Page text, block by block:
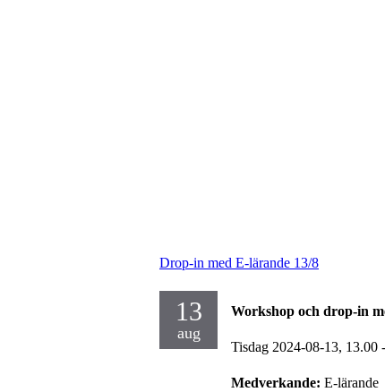
Drop-in med E-lärande 13/8
13
aug
Workshop och drop-in
Tisdag 2024-08-13, 13.00
Medverkande: E-lärande